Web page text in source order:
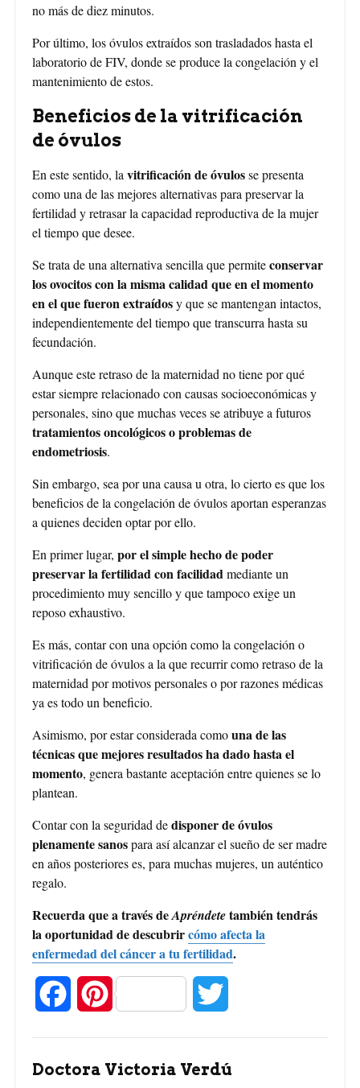
no más de diez minutos.
Por último, los óvulos extraídos son trasladados hasta el
laboratorio de FIV, donde se produce la congelación y el
mantenimiento de estos.
Beneficios de la vitrificación
de óvulos
En este sentido, la vitrificación de óvulosse presenta
como una de las mejores alternativas para preservar la
fertilidad y retrasar la capacidad reproductiva de la mujer
el tiempo que desee.
Se trata de una alternativa sencilla que permiteconservar
los ovocitos con la misma calidad que en el momento
en el que fueron extraídosy que se mantengan intactos,
independientemente del tiempo que transcurra hasta su
fecundación.
Aunque este retraso de la maternidad no tiene por qué
estar siempre relacionado con causas socioeconómicas y
personales, sino que muchas veces se atribuye a futuros
tratamientos oncológicos o problemas de
endometriosis.
Sin embargo, sea por una causa u otra, lo cierto es que los
beneficios de la congelación de óvulos aportan esperanzas
a quienes deciden optar por ello.
En primer lugar, por el simple hecho de poder
preservar la fertilidad con facilidad mediante un
procedimiento muy sencillo y que tampoco exige un
reposo exhaustivo.
Es más, contar con una opción como la congelación o
vitrificación de óvulos a la que recurrir como retraso de la
maternidad por motivos personales o por razones médicas
ya es todo un beneficio.
Asimismo, por estar considerada comouna de las
técnicas que mejores resultados ha dado hasta el
momento, genera bastante aceptación entre quienes se lo
plantean.
Contar con la seguridad dedisponer de óvulos
plenamente sanospara así alcanzar el sueño de ser madre
en años posteriores es, para muchas mujeres, un auténtico
regalo.
Recuerda que a través deApréndetetambién tendrás
la oportunidad de descubrircómo afecta la
enfermedad del cáncer a tu fertilidad.
c
P
n i
Doctora Victoria Verdú